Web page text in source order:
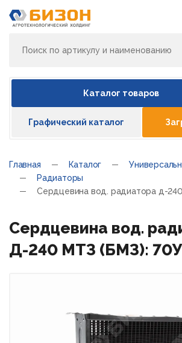
Каталог товаров
Графический каталог
Главная Каталог
Радиаторы
Сердцевина вод. радиатора д-
Сердцевина вод.
Д-240 МТЗ (БМЗ):